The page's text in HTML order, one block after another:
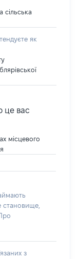
сільська
як
це вас
місцевого
становище,
з